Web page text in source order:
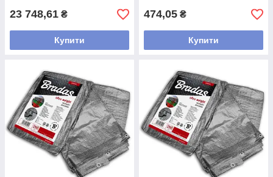
23 748,61 ₴
Купити
474,05 ₴
Купити